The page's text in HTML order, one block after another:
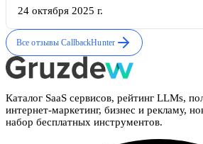
24 октября 2025 г.
Все отзывыCallbackHunter
Каталог SaaS сервисов, рейтинг LLMs,
интернет-маркетинг, бизнес и рекламу,
набор бесплатных инструментов.